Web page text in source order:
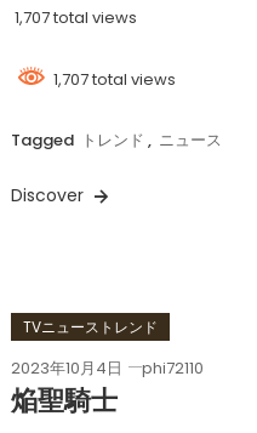
1,707 total views
1,707 total views
Tagged トレンド , ニュース
Discover
TVニューストレンド
2023年10月4日 phi72110
焔聖騎士